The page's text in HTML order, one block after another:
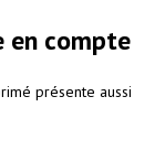
en compte
présente aussi